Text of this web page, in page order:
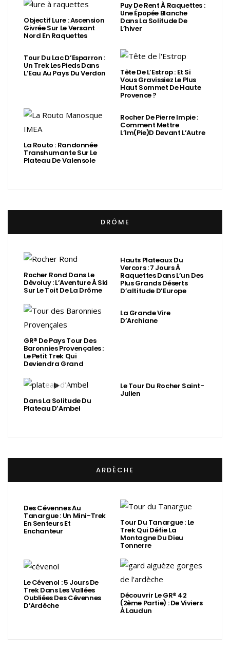
Objectif Lure : Ascension
Givrée Sur Le Versant
Nord En Raquettes
Puy De Rent À Raquettes :
Une Épopée Blanche
Dans La Solitude De
L’hiver
Tour Du Lac D’Esparron :
Un Trek Les Pieds Dans
L’Eau Au Pays Du Verdon Tête De L’Estrop : Et Si
Vous Gravissiez Le Plus
Haut Sommet De Haute
Provence ?
La Routo : Randonnée
Transhumante Sur Le
Plateau De Valensole
Rocher De Pierre Impie :
Comment Mettre
L’Im(Pie)d Devant L’Autre
DRÔME
Rocher Rond Dans Le
Dévoluy : L’Aventure À Ski
Sur Le Toit De La Drôme
Hauts Plateaux Du
Vercors : 7 Jours À
Raquettes Dans L’un Des
Plus Grands Déserts
D’altitude D’Europe
GR® De Pays Tour Des
Baronnies Provençales :
Le Petit Trek Qui
Deviendra Grand
La Grande Vire
D’Archiane
Dans La Solitude Du
Plateau D’Ambel
Le Tour Du Rocher Saint-
Julien
ARDÈCHE
Des Cévennes Au
Tanargue : Un Mini-Trek
En Senteurs Et
Enchanteur
Tour Du Tanargue : Le
Trek Qui Défie La
Montagne Du Dieu
Tonnerre
Le Cévenol : 5 Jours De
Trek Dans Les Vallées
Oubliées Des Cévennes
D’Ardèche
Découvrir Le GR® 42
(2ème Partie) : De Viviers
À Laudun